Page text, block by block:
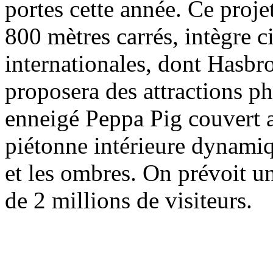
portes cette année. Ce
800 mètres carrés, intègre
internationales, dont
proposera des attractions
enneigé Peppa Pig couvert
piétonne intérieure
et les ombres. On prévoit
de 2 millions de visiteurs.